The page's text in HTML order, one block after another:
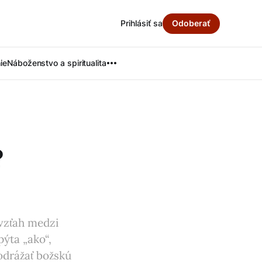
Náboženstvo a spiritualita
Prihlásiť sa Odoberať
medzi
„ako“,
božskú